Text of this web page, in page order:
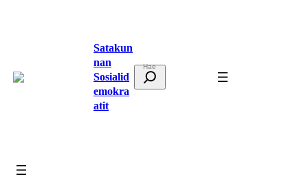
Satakun
nan
Sosialid
emokra
atit
t